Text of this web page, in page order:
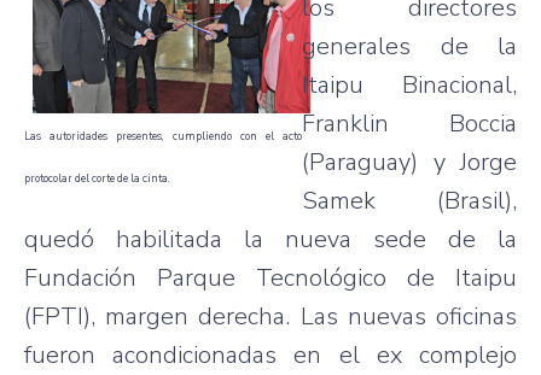
Las autoridades presentes, cumpliendo con el acto
protocolar del corte de la cinta.
los directores
generales de la
Itaipu Binacional,
Franklin Boccia
(Paraguay) y Jorge
Samek (Brasil),
quedó habilitada la nueva sede de la
Fundación Parque Tecnológico de Itaipu
(FPTI), margen derecha. Las nuevas oficinas
fueron acondicionadas en el ex complejo